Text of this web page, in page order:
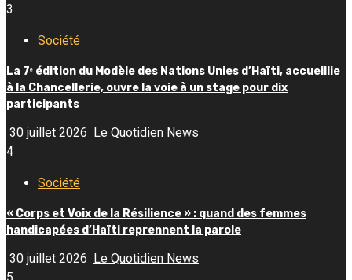
3
Société
La 7ᵉ édition du Modèle des Nations Unies d’Haïti, accueillie
à la Chancellerie, ouvre la voie à un stage pour dix
participants
30 juillet 2026 Le Quotidien News
4
Société
« Corps et Voix de la Résilience » : quand des femmes
handicapées d’Haïti reprennent la parole
30 juillet 2026 Le Quotidien News